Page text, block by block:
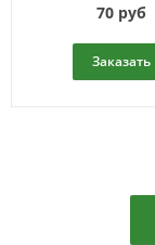
70 руб
Заказать